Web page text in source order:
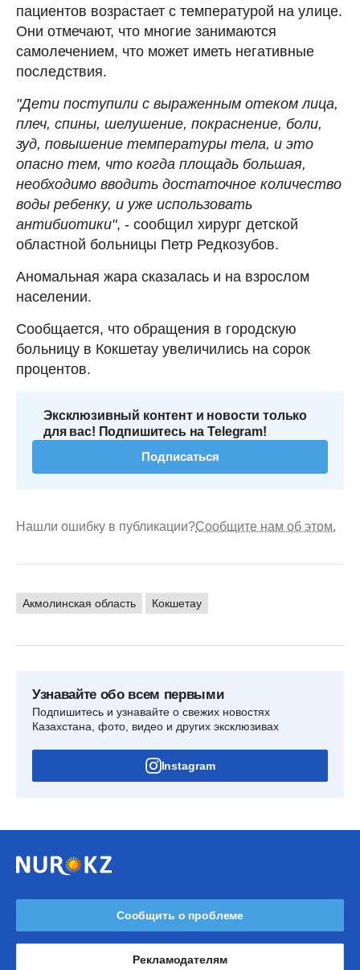
пациентов возрастает с температурой на улице.
Они отмечают, что многие занимаются
самолечением, что может иметь негативные
последствия.
"Дети поступили с выраженным отеком лица,
плеч, спины, шелушение, покраснение, боли,
зуд, повышение температуры тела, и это
опасно тем, что когда площадь большая,
необходимо вводить достаточное количество
воды ребенку, и уже использовать
антибиотики", - сообщил хирург детской
областной больницы Петр Редкозубов.
Аномальная жара сказалась и на взрослом
населении.
Сообщается, что обращения в городскую
больницу в Кокшетау увеличились на сорок
процентов.
Эксклюзивный контент и новости только
для вас! Подпишитесь на Telegram!
Подписаться
Нашли ошибку в публикации?Сообщите нам об этом.
Акмолинская область Кокшетау
Узнавайте обо всем первыми
Подпишитесь и узнавайте о свежих новостях
Казахстана, фото, видео и других эксклюзивах
Instagram
Сообщить о проблеме
Рекламодателям